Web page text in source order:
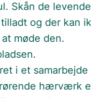
Skån de
og der kan
møde den.
i et
hærværk